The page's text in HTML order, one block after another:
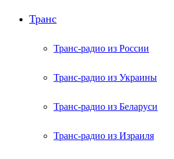
Транс
Транс-радио из России
Транс-радио из Украины
Транс-радио из Беларуси
Транс-радио из Израиля